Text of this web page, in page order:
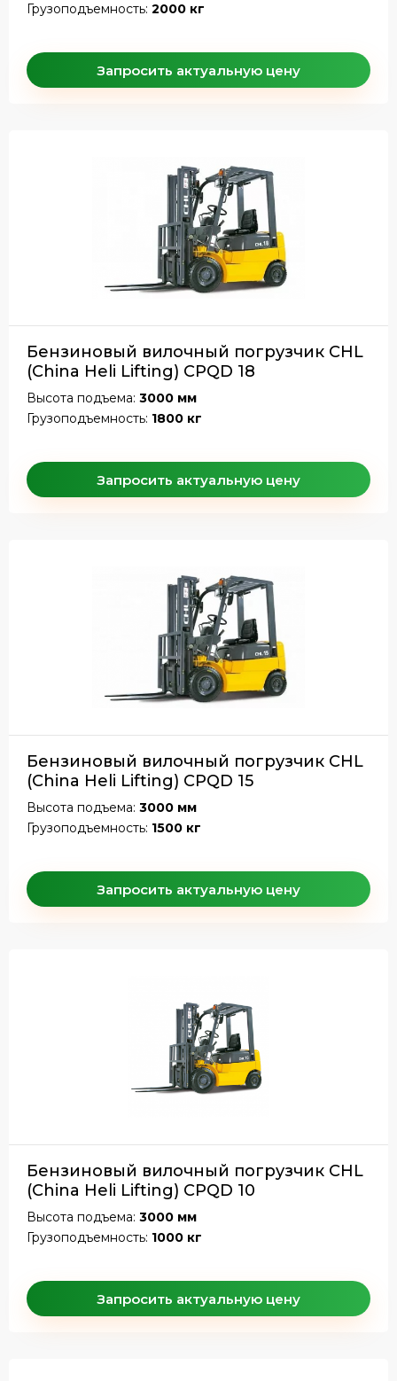
Грузоподъемность: 2000 кг
Запросить актуальную цену
Бензиновый вилочный погрузчик CHL
(China Heli Lifting) CPQD 18
Высота подъема: 3000 мм
Грузоподъемность: 1800 кг
Запросить актуальную цену
Бензиновый вилочный погрузчик CHL
(China Heli Lifting) CPQD 15
Высота подъема: 3000 мм
Грузоподъемность: 1500 кг
Запросить актуальную цену
Бензиновый вилочный погрузчик CHL
(China Heli Lifting) CPQD 10
Высота подъема: 3000 мм
Грузоподъемность: 1000 кг
Запросить актуальную цену